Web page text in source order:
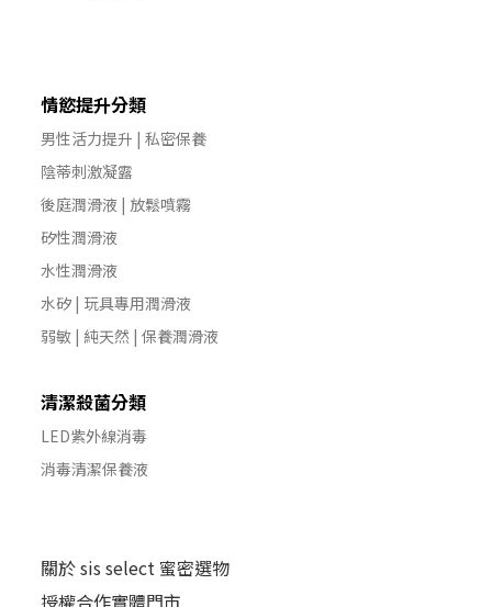
情慾提升分類
男性活力提升 | 私密保養
陰蒂刺激凝露
後庭潤滑液 | 放鬆噴霧
矽性潤滑液
水性潤滑液
水矽 | 玩具專用潤滑液
弱敏 | 純天然 | 保養潤滑液
清潔殺菌分類
LED紫外線消毒
消毒清潔保養液
關於 sis select 蜜密選物